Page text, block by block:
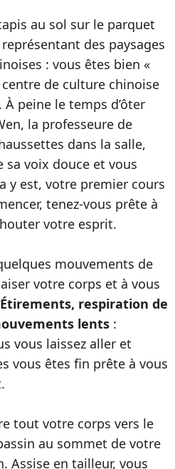
au sol sur le parquet
des paysages
: vous êtes bien «
de culture chinoise
peine le temps d’ôter
la professeure de
dans la salle,
voix douce et vous
y est, votre premier cours
tenez-vous prête à
votre esprit.
mouvements de
votre corps et à vous
Étirements, respiration de
lents :
vous laissez aller et
vous êtes fin prête à vous
tout votre corps vers le
au sommet de votre
Assise en tailleur, vous